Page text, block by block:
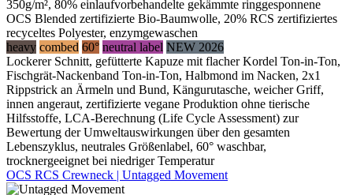
350g/m², 80% einlaufvorbehandelte gekämmte ringgesponnene
OCS Blended zertifizierte Bio-Baumwolle, 20% RCS zertifiziertes
recyceltes Polyester, enzymgewaschen
heavy combed 60° neutral label NEW 2026
Lockerer Schnitt, gefütterte Kapuze mit flacher Kordel Ton-in-Ton,
Fischgrät-Nackenband Ton-in-Ton, Halbmond im Nacken, 2x1
Rippstrick an Ärmeln und Bund, Kängurutasche, weicher Griff,
innen angeraut, zertifizierte vegane Produktion ohne tierische
Hilfsstoffe, LCA-Berechnung (Life Cycle Assessment) zur
Bewertung der Umweltauswirkungen über den gesamten
Lebenszyklus, neutrales Größenlabel, 60° waschbar,
trocknergeeignet bei niedriger Temperatur
OCS RCS Crewneck | Untagged Movement